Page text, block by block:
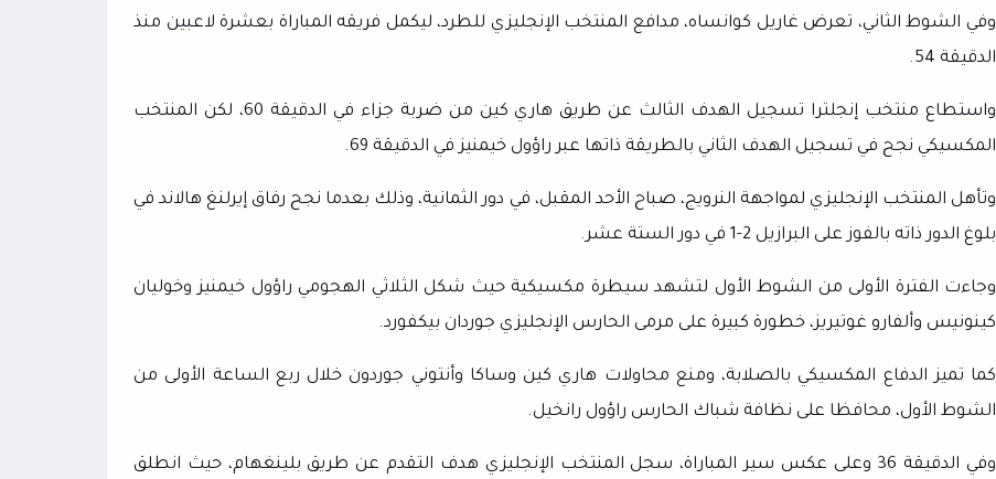
وفي الشوط الثاني، تعرض غاريل كوانساه، مدافع المنتخب الإنجليزي للطرد، ليكمل فريقه المباراة بعشرة لاعبين منذ
الدقيقة 54.
واستطاع منتخب إنجلترا تسجيل الهدف الثالث عن طريق هاري كين من ضربة جزاء في الدقيقة 60، لكن المنتخب
المكسيكي نجح في تسجيل الهدف الثاني بالطريقة ذاتها عبر راؤول خيمنيز في الدقيقة 69.
وتأهل المنتخب الإنجليزي لمواجهة النرويج، صباح الأحد المقبل، في دور الثمانية، وذلك بعدما نجح رفاق إيرلنغ هالاند في
بلوغ الدور ذاته بالفوز على البرازيل 2-1 في دور الستة عشر.
وجاءت الفترة الأولى من الشوط الأول لتشهد سيطرة مكسيكية حيث شكل الثلاثي الهجومي راؤول خيمنيز وخوليان
كينونيس وألفارو غوتيريز، خطورة كبيرة على مرمى الحارس الإنجليزي جوردان بيكفورد.
كما تميز الدفاع المكسيكي بالصلابة، ومنع محاولات هاري كين وساكا وأنتوني جوردون خلال ربع الساعة الأولى من
الشوط الأول، محافظا على نظافة شباك الحارس راؤول رانخيل.
وفي الدقيقة 36 وعلى عكس سير المباراة، سجل المنتخب الإنجليزي هدف التقدم عن طريق بلينغهام، حيث انطلق